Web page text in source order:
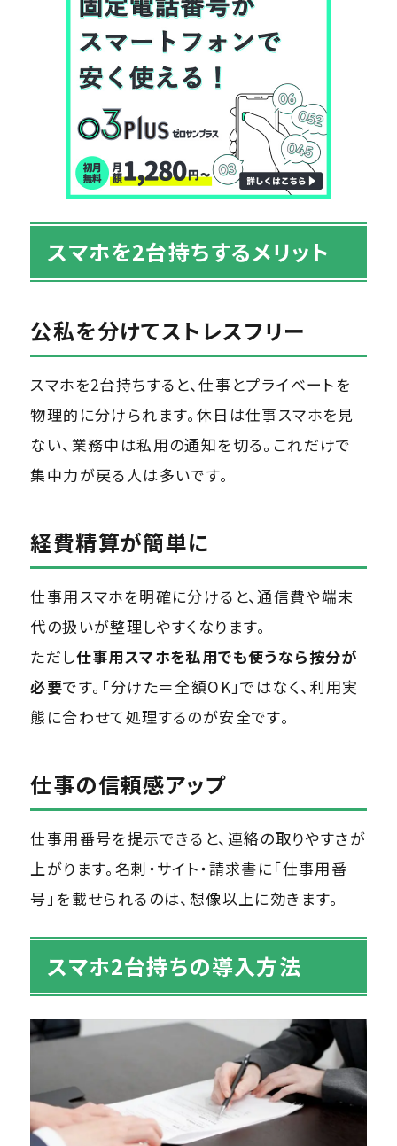
スマホを2台持ちするメリット
公私を分けてストレスフリー
スマホを2台持ちすると、仕事とプライベートを
物理的に分けられます。休日は仕事スマホを見
ない、業務中は私用の通知を切る。これだけで
集中力が戻る人は多いです。
経費精算が簡単に
仕事用スマホを明確に分けると、通信費や端末
代の扱いが整理しやすくなります。
ただし仕事用スマホを私用でも使うなら按分が
必要です。「分けた＝全額OK」ではなく、利用実
態に合わせて処理するのが安全です。
仕事の信頼感アップ
仕事用番号を提示できると、連絡の取りやすさが
上がります。名刺・サイト・請求書に「仕事用番
号」を載せられるのは、想像以上に効きます。
スマホ2台持ちの導入方法